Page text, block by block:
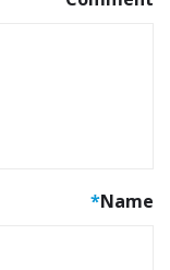
Name
*